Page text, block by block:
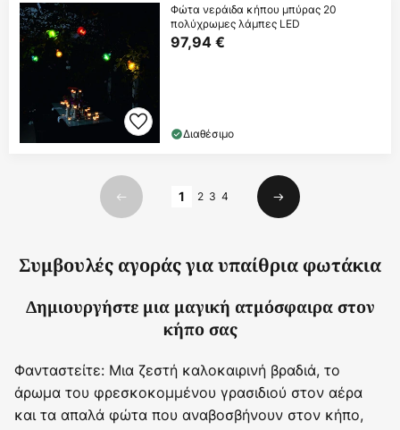
Φώτα νεράιδα κήπου μπύρας 20
πολύχρωμες λάμπες LED
97,94 €
Διαθέσιμο
Προηγούμενο
1 2 3 4
Επόμενο
Συμβουλές αγοράς για υπαίθρια φωτάκια
Δημιουργήστε μια μαγική ατμόσφαιρα στον
κήπο σας
Φανταστείτε: Μια ζεστή καλοκαιρινή βραδιά, το
άρωμα του φρεσκοκομμένου γρασιδιού στον αέρα
και τα απαλά φώτα που αναβοσβήνουν στον κήπο,